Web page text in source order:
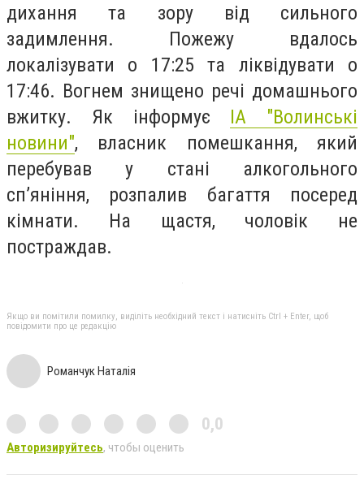
дихання та зору від сильного
задимлення. Пожежу вдалось
локалізувати о 17:25 та ліквідувати о
17:46. Вогнем знищено речі домашнього
вжитку. Як інформує ІА "Волинські
новини", власник помешкання, який
перебував у стані алкогольного
сп’яніння, розпалив багаття посеред
кімнати. На щастя, чоловік не
постраждав.
Якщо ви помітили помилку, виділіть необхідний текст і натисніть Ctrl + Enter, щоб
повідомити про це редакцію
Романчук Наталія
0,0
Авторизируйтесь, чтобы оценить